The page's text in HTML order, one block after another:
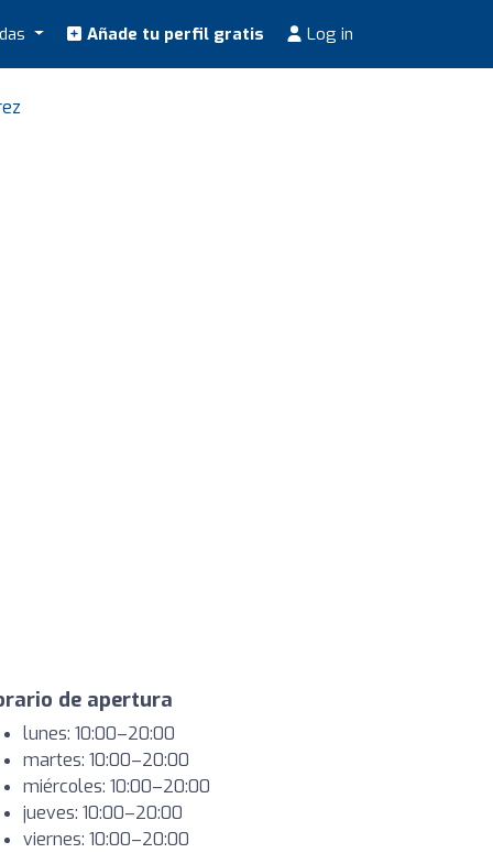
Añade tu perfil gratis Log in
de apertura
lunes: 10:00–20:00
martes: 10:00–20:00
miércoles: 10:00–20:00
jueves: 10:00–20:00
viernes: 10:00–20:00